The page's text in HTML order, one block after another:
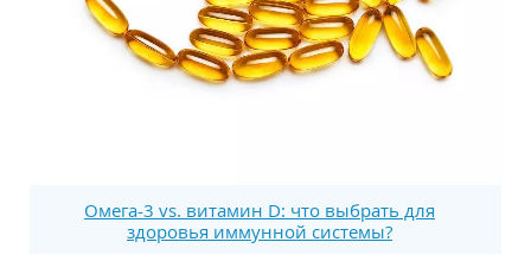
Омега-3 vs. витамин D: что выбрать для
здоровья иммунной системы?